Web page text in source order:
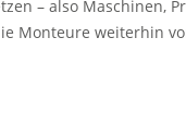
– also
Monteure weiterhin